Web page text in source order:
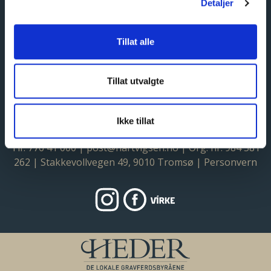
Detaljer
Tillat alle
Tillat utvalgte
Ikke tillat
Heder medlemskap
Tlf: 776 41 000|post@hartvigsen.no| Org. nr: 984 581
262 | Stakkevollvegen 49, 9010 Tromsø | Personvern